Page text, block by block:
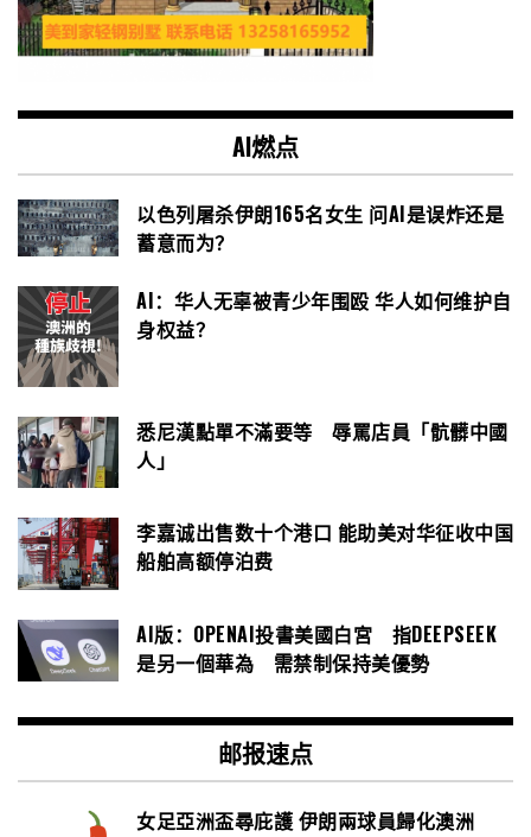
AI燃点
以色列屠杀伊朗165名女生 问AI是误炸还是
蓄意而为？
AI：华人无辜被青少年围殴 华人如何维护自
身权益？
悉尼漢點單不滿要等 辱罵店員「骯髒中國
人」
李嘉诚出售数十个港口 能助美对华征收中国
船舶高额停泊费
AI版：OPENAI投書美國白宮 指DEEPSEEK
是另一個華為 需禁制保持美優勢
邮报速点
女足亞洲盃尋庇護 伊朗兩球員歸化澳洲